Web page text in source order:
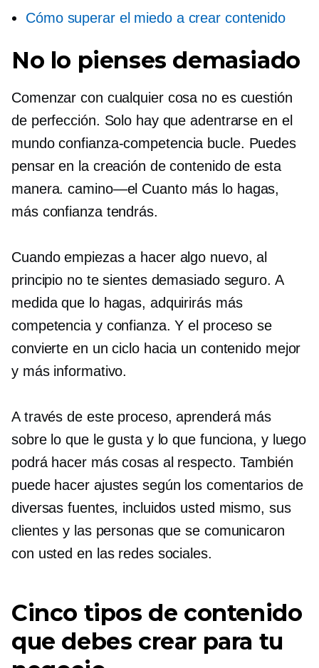
Cómo superar el miedo a crear contenido
No lo pienses demasiado
Comenzar con cualquier cosa no es cuestión
de perfección. Solo hay que adentrarse en el
mundoconfianza-competencia bucle. Puedes
pensar en la creación de contenido de esta
manera.camino—el Cuanto más lo hagas,
más confianza tendrás.
Cuando empiezas a hacer algo nuevo, al
principio no te sientes demasiado seguro. A
medida que lo hagas, adquirirás más
competencia y confianza. Y el proceso se
convierte en un ciclo hacia un contenido mejor
y más informativo.
A través de este proceso, aprenderá más
sobre lo que le gusta y lo que funciona, y luego
podrá hacer más cosas al respecto. También
puede hacer ajustes según los comentarios de
diversas fuentes, incluidos usted mismo, sus
clientes y las personas que se comunicaron
con usted en las redes sociales.
Cinco tipos de contenido
que debes crear para tu